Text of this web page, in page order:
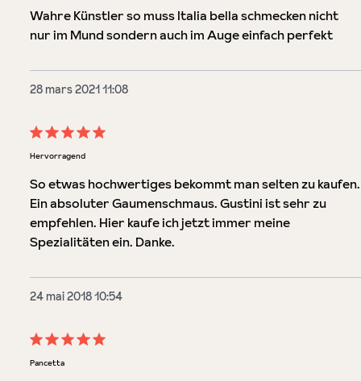
Wahre Künstler so muss Italia bella schmecken nicht
nur im Mund sondern auch im Auge einfach perfekt
28 mars 2021 11:08
Évaluation avec une note de 5 sur 5 étoiles
Hervorragend
So etwas hochwertiges bekommt man selten zu kaufen.
Ein absoluter Gaumenschmaus. Gustini ist sehr zu
empfehlen. Hier kaufe ich jetzt immer meine
Spezialitäten ein. Danke.
24 mai 2018 10:54
Évaluation avec une note de 5 sur 5 étoiles
Pancetta